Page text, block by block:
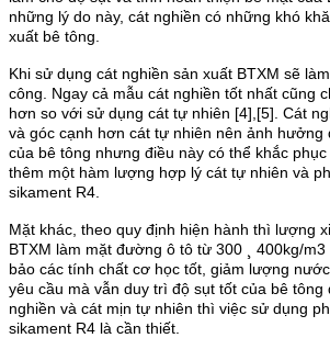
những lý do này, cát nghiền có những khó
xuất bê tông.
Khi sử dụng cát nghiền sản xuất BTXM sẽ
công. Ngay cả mẫu cát nghiền tốt nhất cũng
hơn so với sử dụng cát tự nhiên [4],[5]. Cát
và góc cạnh hơn cát tự nhiên nên ảnh hưởng
của bê tông nhưng điều này có thể khắc
thêm một hàm lượng hợp lý cát tự nhiên và
sikament R4.
Mặt khác, theo quy định hiện hành thì lượng
BTXM làm mặt đường ô tô từ 300 ¸ 400kg/
bảo các tính chất cơ học tốt, giảm lượng
yêu cầu mà vẫn duy trì độ sụt tốt của bê tông
nghiền và cát mịn tự nhiên thì việc sử dụng
sikament R4 là cần thiết.